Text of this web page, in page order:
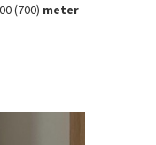
(700) meter